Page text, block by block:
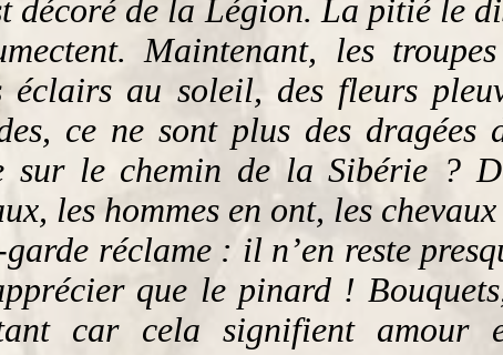
décoré de la Légion. La pitié le
Maintenant, les
éclairs au soleil, des fleurs
ce ne sont plus des dragées
le chemin de la Sibérie ?
les hommes en ont, les
réclame : il n’en reste
que le pinard !
car cela signifient amour